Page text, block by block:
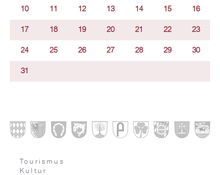
10 11 12 13 14 15 16
17 18 19 20 21 22 23
24 25 26 27 28 29 30
31
Tourismus
Kultur